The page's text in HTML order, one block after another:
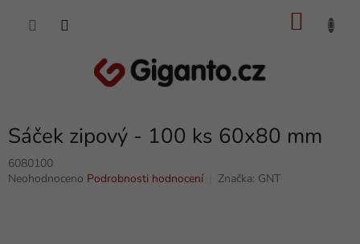
Sáček zipový - 100 ks 60x80 mm
6080100
Průměrné
Neohodnoceno Podrobnosti hodnocení Značka: GNT